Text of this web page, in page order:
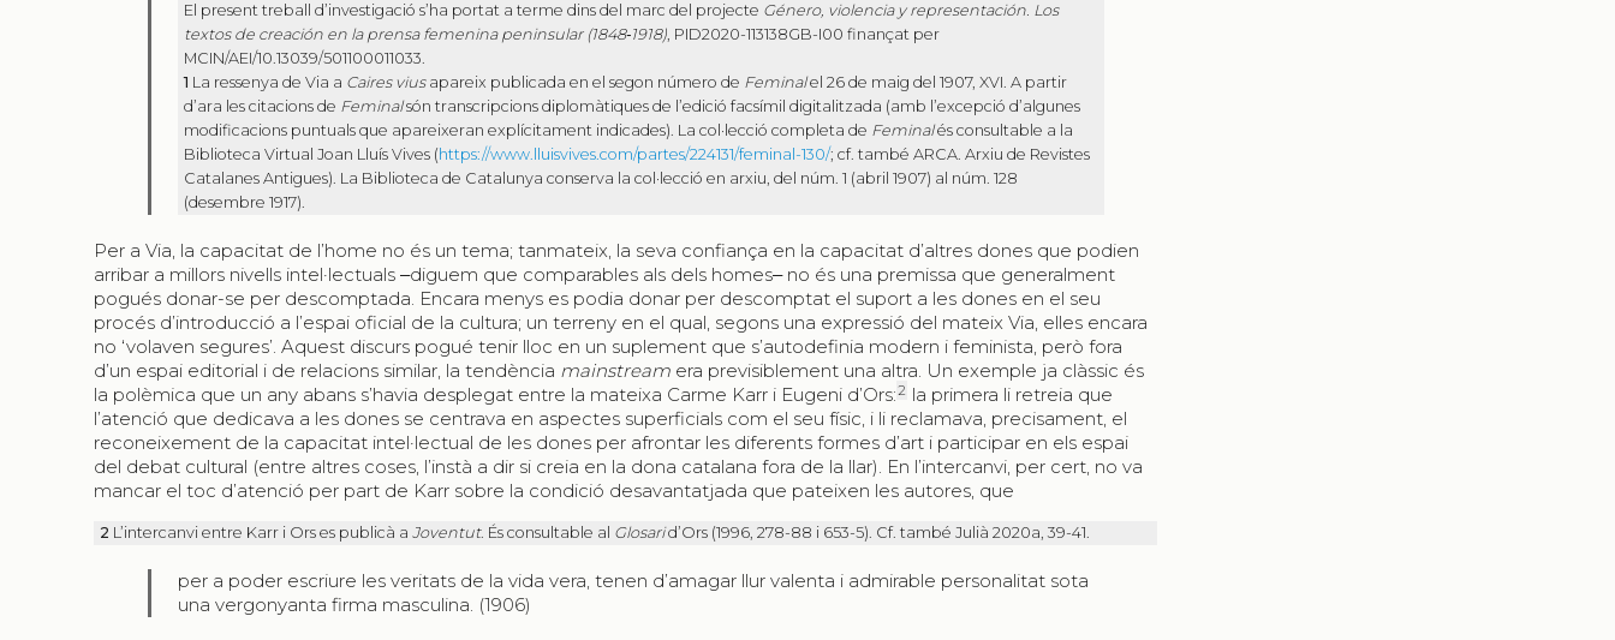
El present treball d’investigació s’ha portat a terme dins del marc del projecte Género, violencia y representación. Los
textos de creación en la prensa femenina peninsular (1848‑1918), PID2020-113138GB-I00 finançat per
MCIN/AEI/10.13039/501100011033.
1 La ressenya de Via a Caires viusapareix publicada en el segon número de Feminalel 26 de maig del 1907, XVI. A partir
d’ara les citacions de Feminalsón transcripcions diplomàtiques de l’edició facsímil digitalitzada (amb l’excepció d’algunes
modificacions puntuals que apareixeran explícitament indicades). La col·lecció completa de Feminalés consultable a la
Biblioteca Virtual Joan Lluís Vives (https://www.lluisvives.com/partes/224131/feminal-130/; cf. també ARCA. Arxiu de Revistes
Catalanes Antigues). La Biblioteca de Catalunya conserva la col·lecció en arxiu, del núm. 1 (abril 1907) al núm. 128
(desembre 1917).
Per a Via, la capacitat de l’home no és un tema; tanmateix, la seva confiança en la capacitat d’altres dones que podien
arribar a millors nivells intel·lectuals ‒diguem que comparables als dels homes‒ no és una premissa que generalment
pogués donar-se per descomptada. Encara menys es podia donar per descomptat el suport a les dones en el seu
procés d’introducció a l’espai oficial de la cultura; un terreny en el qual, segons una expressió del mateix Via, elles encara
no ‘volaven segures’. Aquest discurs pogué tenir lloc en un suplement que s’autodefinia modern i feminista, però fora
d’un espai editorial i de relacions similar, la tendència mainstream era previsiblement una altra. Un exemple ja clàssic és
la polèmica que un any abans s’havia desplegat entre la mateixa Carme Karr i Eugeni d’Ors:2 la primera li retreia que
l’atenció que dedicava a les dones se centrava en aspectes superficials com el seu físic, i li reclamava, precisament, el
reconeixement de la capacitat intel·lectual de les dones per afrontar les diferents formes d’art i participar en els espai
del debat cultural (entre altres coses, l’instà a dir si creia en la dona catalana fora de la llar). En l’intercanvi, per cert, no va
mancar el toc d’atenció per part de Karr sobre la condició desavantatjada que pateixen les autores, que
2 L’intercanvi entre Karr i Ors es publicà a Joventut. És consultable al Glosarid’Ors (1996, 278-88 i 653-5). Cf. també Julià 2020a, 39-41.
per a poder escriure les veritats de la vida vera, tenen d’amagar llur valenta i admirable personalitat sota
una vergonyanta firma masculina. (1906)